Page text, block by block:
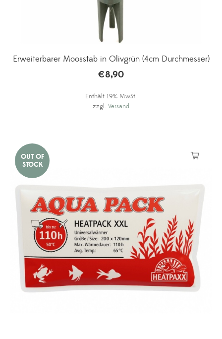
Erweiterbarer Moosstab in Olivgrün (4cm Durchmesser)
€8,90
Enthält 19% MwSt.
zzgl. Versand